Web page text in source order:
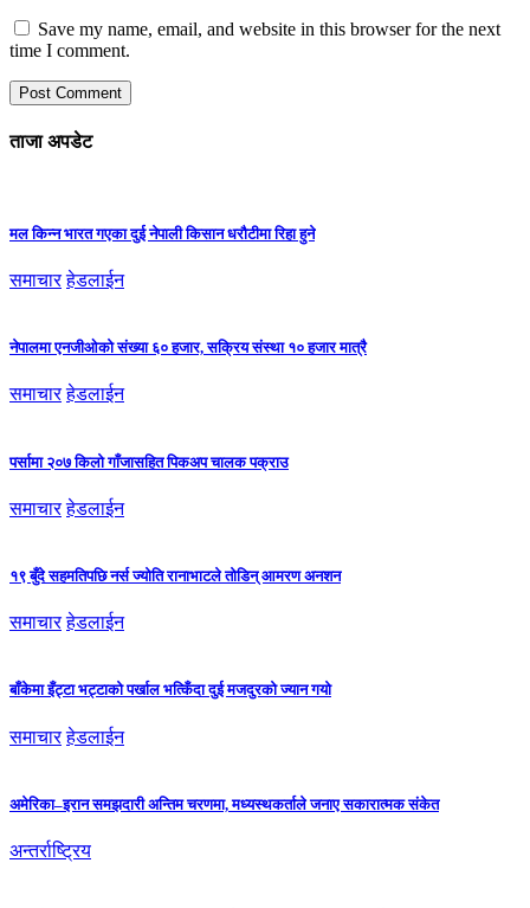
Save my name, email, and website in this browser for the next
time I comment.
ताजा अपडेट
मल किन्न भारत गएका दुई नेपाली किसान धरौटीमा रिहा हुने
समाचार हेडलाईन
नेपालमा एनजीओको संख्या ६० हजार, सक्रिय संस्था १० हजार मात्रै
समाचार हेडलाईन
पर्सामा २०७ किलो गाँजासहित पिकअप चालक पक्राउ
समाचार हेडलाईन
१९ बुँदे सहमतिपछि नर्स ज्योति रानाभाटले तोडिन् आमरण अनशन
समाचार हेडलाईन
बाँकेमा इँट्टा भट्टाको पर्खाल भत्किँदा दुई मजदुरको ज्यान गयो
समाचार हेडलाईन
अमेरिका–इरान समझदारी अन्तिम चरणमा, मध्यस्थकर्ताले जनाए सकारात्मक संकेत
अन्तर्राष्ट्रिय